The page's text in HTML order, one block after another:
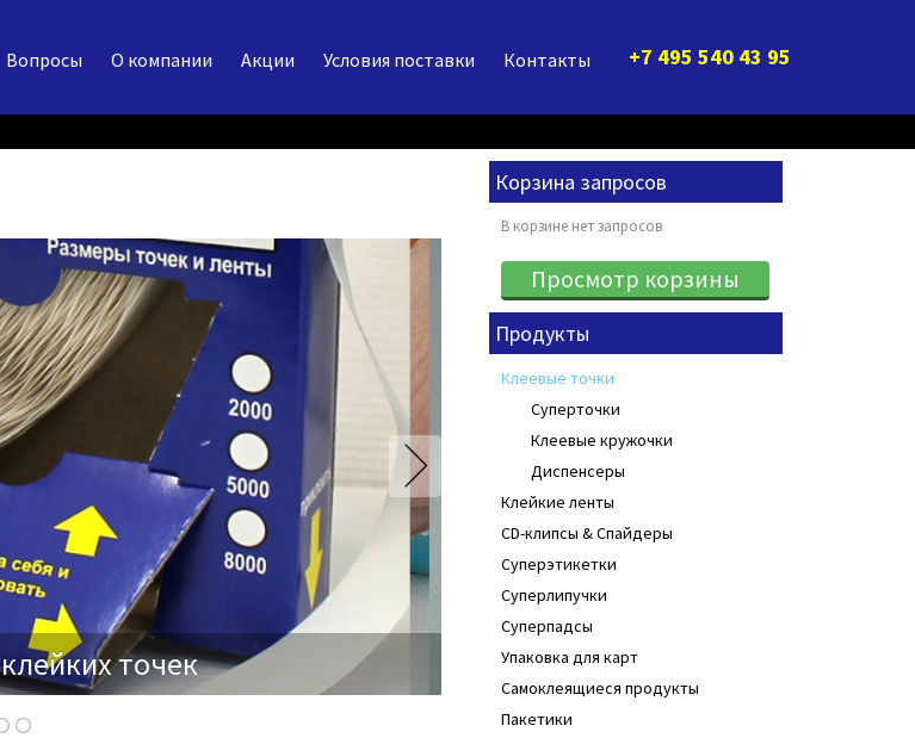
Вопросы О компании Акции Условия поставки Контакты +7 495 540 43 95
точек
Корзина запросов
В корзине нет запросов
Продукты
Клеевые точки
Суперточки
Клеевые кружочки
Диспенсеры
Клейкие ленты
CD-клипсы & Спайдеры
Суперэтикетки
Суперлипучки
Суперпадсы
Упаковка для карт
Самоклеящиеся продукты
Пакетики